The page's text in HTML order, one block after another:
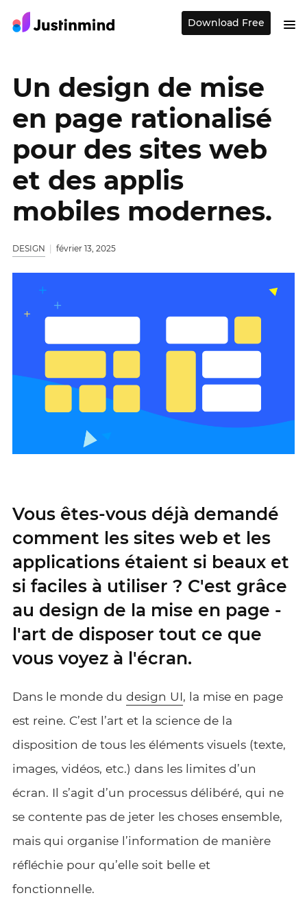
Download Free
Un design de mise
en page rationalisé
pour des sites web
et des applis
mobiles modernes.
DESIGN février 13, 2025
Vous êtes-vous déjà demandé
comment les sites web et les
applications étaient si beaux et
si faciles à utiliser ? C'est grâce
au design de la mise en page -
l'art de disposer tout ce que
vous voyez à l'écran.
Dans le monde du design UI, la mise en page
est reine. C’est l’art et la science de la
disposition de tous les éléments visuels (texte,
images, vidéos, etc.) dans les limites d’un
écran. Il s’agit d’un processus délibéré, qui ne
se contente pas de jeter les choses ensemble,
mais qui organise l’information de manière
réfléchie pour qu’elle soit belle et
fonctionnelle.